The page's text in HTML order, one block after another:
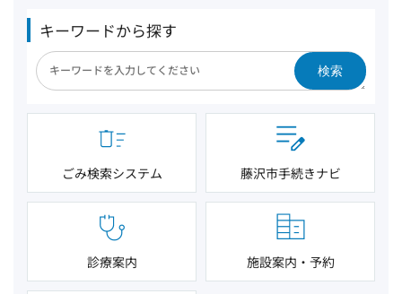
キーワードから探す
検索
ごみ検索システム 藤沢市手続きナビ
診療案内 施設案内・予約